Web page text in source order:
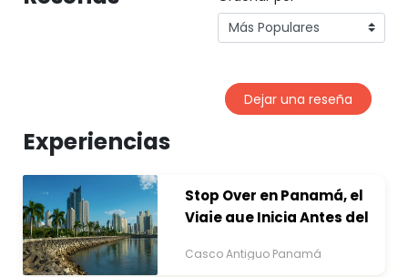
Dejar una reseña
Experiencias
Stop Over en Panamá, el
Viaje que Inicia Antes del
Casco Antiguo Panamá